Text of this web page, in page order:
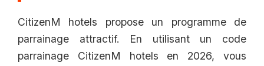
CitizenM hotels propose un programme de
parrainage attractif. En utilisant un code
parrainage CitizenM hotels en 2026, vous